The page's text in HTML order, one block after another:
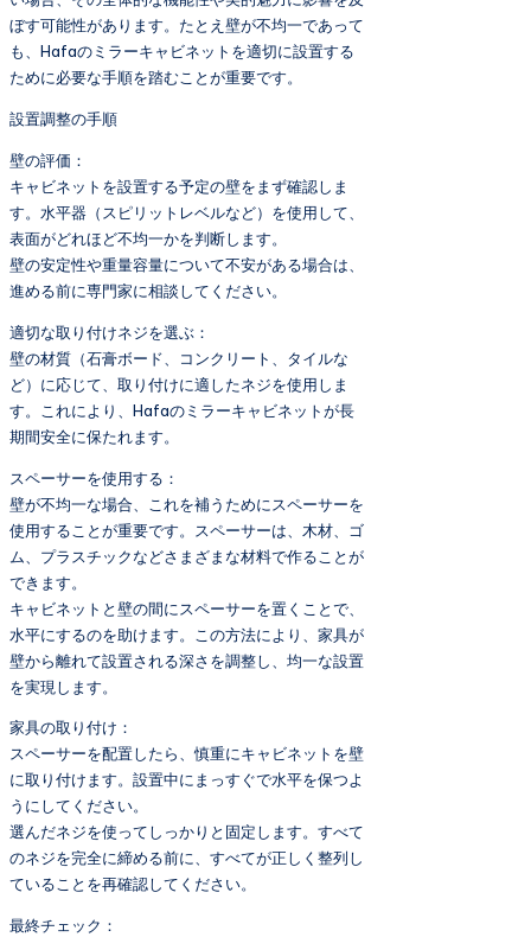
ぼす可能性があります。たとえ壁が不均一であって
も、Hafaのミラーキャビネットを適切に設置する
ために必要な手順を踏むことが重要です。
設置調整の手順
壁の評価：
キャビネットを設置する予定の壁をまず確認しま
す。水平器（スピリットレベルなど）を使用して、
表面がどれほど不均一かを判断します。
壁の安定性や重量容量について不安がある場合は、
進める前に専門家に相談してください。
適切な取り付けネジを選ぶ：
壁の材質（石膏ボード、コンクリート、タイルな
ど）に応じて、取り付けに適したネジを使用しま
す。これにより、Hafaのミラーキャビネットが長
期間安全に保たれます。
スペーサーを使用する：
壁が不均一な場合、これを補うためにスペーサーを
使用することが重要です。スペーサーは、木材、ゴ
ム、プラスチックなどさまざまな材料で作ることが
できます。
キャビネットと壁の間にスペーサーを置くことで、
水平にするのを助けます。この方法により、家具が
壁から離れて設置される深さを調整し、均一な設置
を実現します。
家具の取り付け：
スペーサーを配置したら、慎重にキャビネットを壁
に取り付けます。設置中にまっすぐで水平を保つよ
うにしてください。
選んだネジを使ってしっかりと固定します。すべて
のネジを完全に締める前に、すべてが正しく整列し
ていることを再確認してください。
最終チェック：